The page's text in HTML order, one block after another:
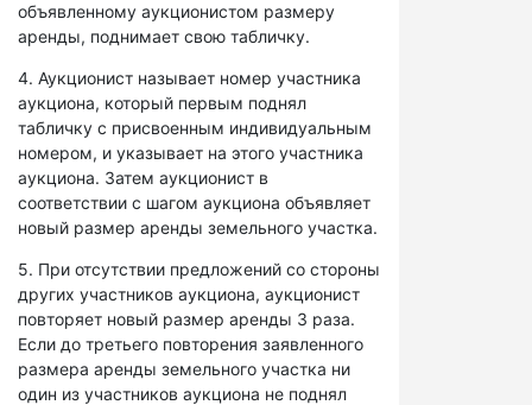
объявленному аукционистом размеру
аренды, поднимает свою табличку.
4. Аукционист называет номер участника
аукциона, который первым поднял
табличку с присвоенным индивидуальным
номером, и указывает на этого участника
аукциона. Затем аукционист в
соответствии с шагом аукциона объявляет
новый размер аренды земельного участка.
5. При отсутствии предложений со стороны
других участников аукциона, аукционист
повторяет новый размер аренды 3 раза.
Если до третьего повторения заявленного
размера аренды земельного участка ни
один из участников аукциона не поднял